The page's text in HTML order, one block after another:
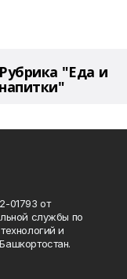
Рубрика "Еда и
напитки"
01793 от
службы по
и